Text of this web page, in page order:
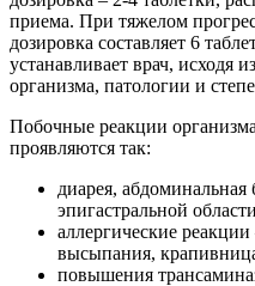
приема. При тяжелом
дозировка составляет 6
устанавливает врач, исходя
организма, патологии и
Побочные реакции
проявляются так:
диарея, абдоминальная
эпигастральной
аллергические
высыпания,
повышения